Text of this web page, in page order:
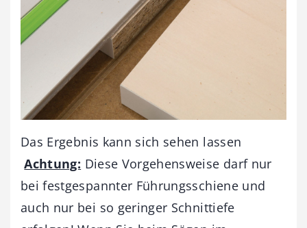
Das Ergebnis kann sich sehen lassen
Achtung: Diese Vorgehensweise darf nur
bei festgespannter Führungsschiene und
auch nur bei so geringer Schnittiefe